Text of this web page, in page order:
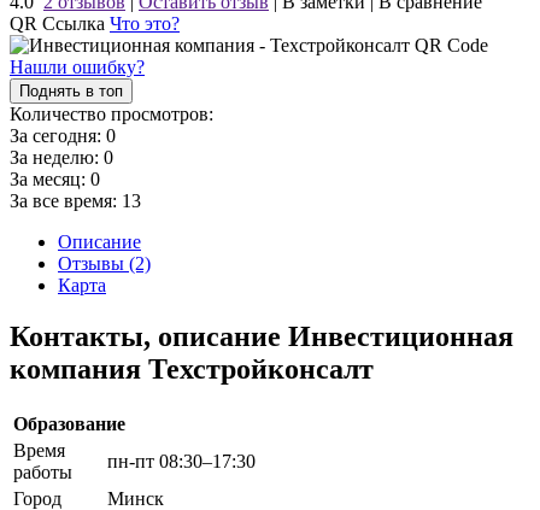
QR Ссылка Что это?
Нашли ошибку?
Поднять в топ
Количество просмотров:
За сегодня: 0
За неделю: 0
За месяц: 0
За все время: 13
Описание
Отзывы (2)
Карта
Контакты, описание Инвестиционная
компания Техстройконсалт
Образование
Время
работы
пн-пт 08:30–17:30
Город
Минск